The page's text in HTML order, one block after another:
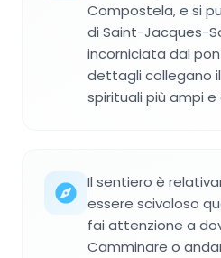
Compostela, e si
di Saint-Jacques-
incorniciata dal
dettagli collegano
spirituali più ampi
Il sentiero è
essere scivoloso
fai attenzione a
Camminare o